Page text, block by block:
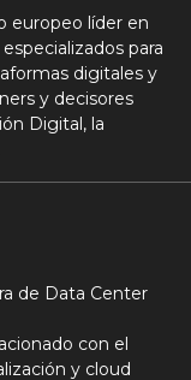
europeo líder en
para
digitales y
y decisores
Digital, la
de Data Center
con el
y cloud